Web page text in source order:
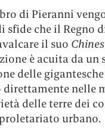
di Pieranni
sfide che il Regno
il suo
è acuita da
delle
direttamente nelle
delle terre dei
urbano.